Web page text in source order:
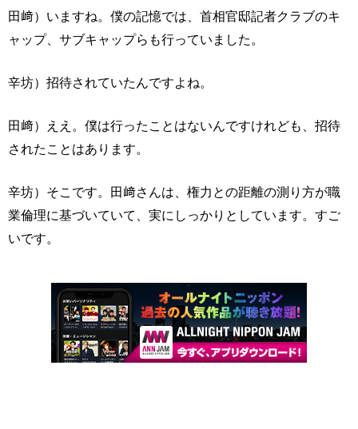
田﨑）いますね。僕の記憶では、首相官邸記者クラブのキ
ャップ、サブキャップらも行っていました。
辛坊）招待されていたんですよね。
田﨑）ええ。僕は行ったことはないんですけれども、招待
されたことはあります。
辛坊）そこです。田﨑さんは、権力との距離の測り方が職
業倫理に基づいていて、実にしっかりとしています。すご
いです。